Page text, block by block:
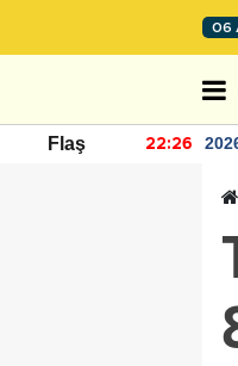
06
Flaş 22:26